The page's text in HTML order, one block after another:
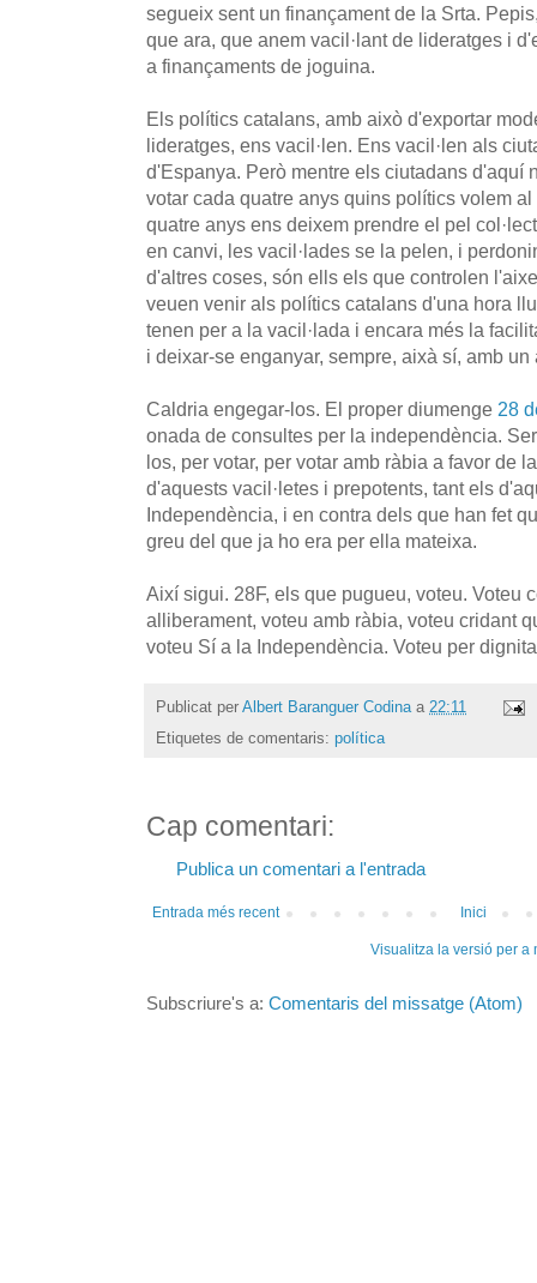
segueix sent un finançament de la Srta.
que ara, que anem vacil·lant de lideratges i
a finançaments de joguina.
Els polítics catalans, amb això d'exportar
lideratges, ens vacil·len. Ens vacil·len als
d'Espanya. Però mentre els ciutadans d'aquí
votar cada quatre anys quins polítics volem
quatre anys ens deixem prendre el pel
en canvi, les vacil·lades se la pelen, i
d'altres coses, són ells els que controlen
veuen venir als polítics catalans d'una hora
tenen per a la vacil·lada i encara més la
i deixar-se enganyar, sempre, aixà sí, amb un
Caldria engegar-los. El proper diumenge 28
onada de consultes per la independència.
los, per votar, per votar amb ràbia a favor de
d'aquests vacil·letes i prepotents, tant els
Independència, i en contra dels que han fet
greu del que ja ho era per ella mateixa.
Així sigui. 28F, els que pugueu, voteu. Voteu
alliberament, voteu amb ràbia, voteu cridant
voteu Sí a la Independència. Voteu per
Publicat per Albert Baranguer Codina a 22:11
Etiquetes de comentaris: política
Cap comentari:
Publica un comentari a l'entrada
Entrada més recent Inici
Visualitza la versió per a
Subscriure's a: Comentaris del missatge (Atom)